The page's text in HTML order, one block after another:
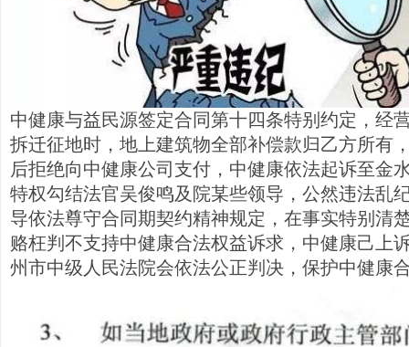
中健康与益民源签定合同第十四条特别约定，经
拆迁征地时，地上建筑物全部补偿款归乙方所有
后拒绝向中健康公司支付，中健康依法起诉至金
特权勾结法官吴俊鸣及院某些领导，公然违法乱
导依法尊守合同期契约精神规定，在事实特别清
赂枉判不支持中健康合法权益诉求，中健康己上
州市中级人民法院会依法公正判决，保护中健康